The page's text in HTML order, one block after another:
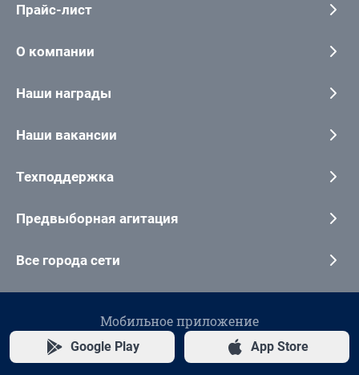
Прайс-лист
О компании
Наши награды
Наши вакансии
Техподдержка
Предвыборная агитация
Все города сети
Мобильное приложение
Google Play App Store